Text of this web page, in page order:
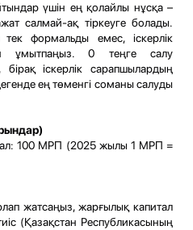
үшін ең қолайлы нұсқа –
салмай-ақ тіркеуге болады.
формальды емес, іскерлік
ұмытпаңыз. 0 теңге салу
іскерлік сарапшылардың
ең төменгі соманы салуды
100 МРП (2025 жылы 1 МРП =
жатсаңыз, жарғылық капитал
(Қазақстан Республикасының